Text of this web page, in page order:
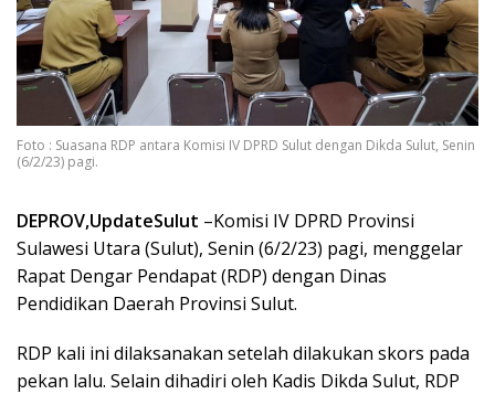
Foto : Suasana RDP antara Komisi IV DPRD Sulut dengan Dikda Sulut, Senin
(6/2/23) pagi.
DEPROV,UpdateSulut –Komisi IV DPRD Provinsi
Sulawesi Utara (Sulut), Senin (6/2/23) pagi, menggelar
Rapat Dengar Pendapat (RDP) dengan Dinas
Pendidikan Daerah Provinsi Sulut.
RDP kali ini dilaksanakan setelah dilakukan skors pada
pekan lalu. Selain dihadiri oleh Kadis Dikda Sulut, RDP